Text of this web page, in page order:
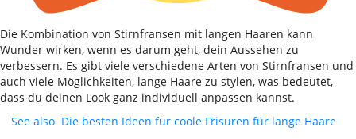
Die Kombination von Stirnfransen mit langen Haaren kann
Wunder wirken, wenn es darum geht, dein Aussehen zu
verbessern. Es gibt viele verschiedene Arten von Stirnfransen und
auch viele Möglichkeiten, lange Haare zu stylen, was bedeutet,
dass du deinen Look ganz individuell anpassen kannst.
See also Die besten Ideen für coole Frisuren für lange Haare